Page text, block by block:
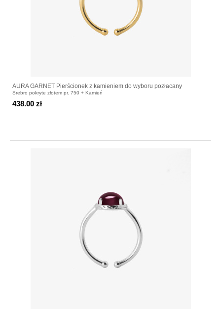
AURA GARNET Pierścionek z kamieniem do wyboru pozłacany
Srebro pokryte złotem pr. 750 + Kamień
438.00 zł